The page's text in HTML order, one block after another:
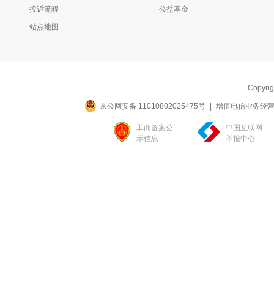
投诉流程
站点地图
公益基金
京公网安备 11010802025475号 增值电信业务经
工商备案公
示信息
中国互联网
举报中心